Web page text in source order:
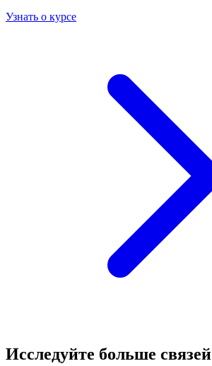
Узнать о курсе
Исследуйте больше связей